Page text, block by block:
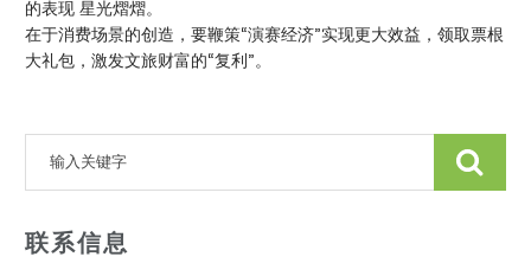
的表现 星光熠熠。
在于消费场景的创造，要鞭策“演赛经济”实现更大效益，领取票根
大礼包，激发文旅财富的“复利”。
联系信息